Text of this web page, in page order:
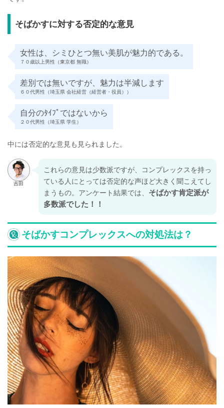
そばかすに対する否定的な意見
女性は、シミひとつ無い美肌が魅力的である。
７０歳以上男性（東京都 無職）
差別では無いですが、魅力は半減します
６０代男性（埼玉県 会社経営（経営者・役員））
自分のﾀｲﾌﾟではないから
２０代男性（埼玉県 学生）
中には否定的な意見も見られました。
これらの意見は少数派ですが、コンプレックスを持っ
ている人にとっては否定的な声ほど大きく聞こえてし
まうもの。アンケート結果では、 そばかす肯定派が
多数派でした！！
そばかすコンプレックスへの対処法は？